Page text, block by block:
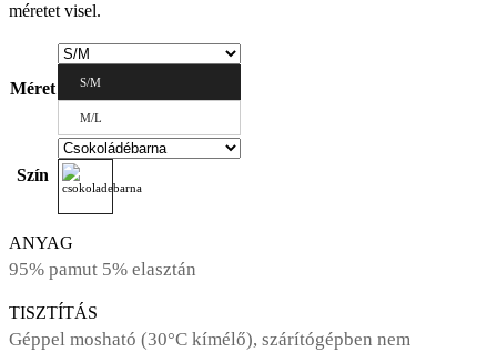
méretet visel.
Méret S/M
M/L
Szín
ANYAG
95% pamut 5% elasztán
TISZTÍTÁS
Géppel mosható (30°C kímélő), szárítógépben nem